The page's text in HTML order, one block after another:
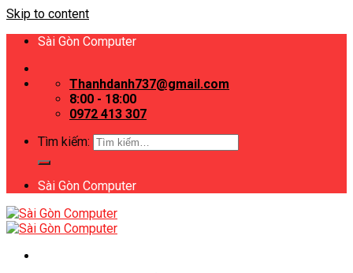
Skip to content
Sài Gòn Computer
Thanhdanh737@gmail.com
8:00 - 18:00
0972 413 307
Tìm kiếm:
Sài Gòn Computer